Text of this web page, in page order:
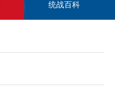
统战百科